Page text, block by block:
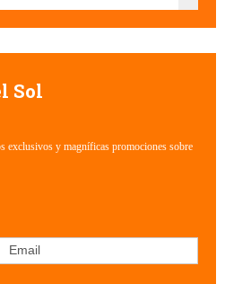
Sol
exclusivos y magníficas promociones sobre